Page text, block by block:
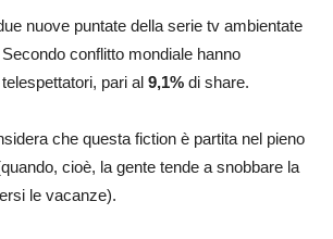
nuove puntate della serie tv ambientate
conflitto mondiale hanno
pari al 9,1% di share.
che questa fiction è partita nel pieno
cioè, la gente tende a snobbare la
le vacanze).